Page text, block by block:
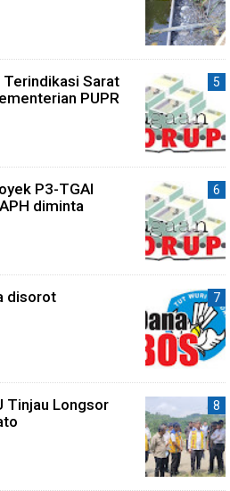
Terindikasi Sarat
PUPR
P3-TGAI
diminta
disorot
Tinjau Longsor